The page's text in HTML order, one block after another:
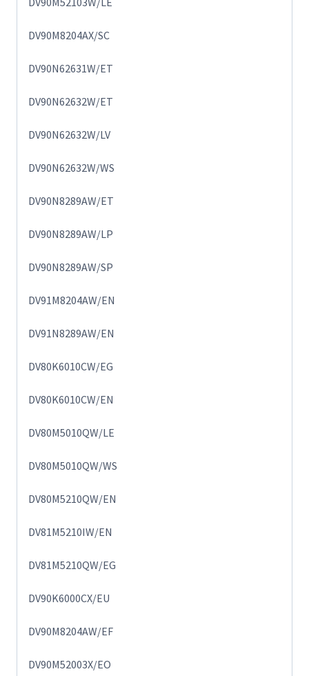
DV90M8204AX/SC
DV90N62631W/ET
DV90N62632W/ET
DV90N62632W/LV
DV90N62632W/WS
DV90N8289AW/ET
DV90N8289AW/LP
DV90N8289AW/SP
DV91M8204AW/EN
DV91N8289AW/EN
DV80K6010CW/EG
DV80K6010CW/EN
DV80M5010QW/LE
DV80M5010QW/WS
DV80M5210QW/EN
DV81M5210IW/EN
DV81M5210QW/EG
DV90K6000CX/EU
DV90M8204AW/EF
DV90M52003X/EO